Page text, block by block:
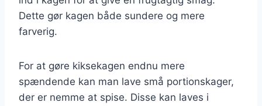
Dette gør kagen både sundere og mere
farverig.
For at gøre kiksekagen endnu mere
spændende kan man lave små portionskager,
der er nemme at spise. Disse kan laves i